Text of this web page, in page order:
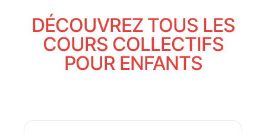
DÉCOUVREZ TOUS LES
COURS COLLECTIFS
POUR ENFANTS